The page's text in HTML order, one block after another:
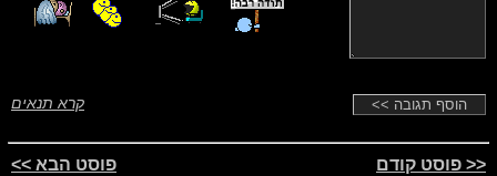
קרא תנאים
<< פוסט קודם פוסט הבא >>